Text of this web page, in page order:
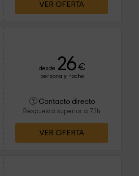
VER OFERTA
desde 26 €
persona y noche
Contacto directo
Respuesta superior a 72h
VER OFERTA